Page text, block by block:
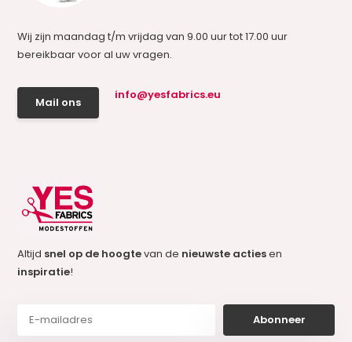
Wij zijn maandag t/m vrijdag van 9.00 uur tot 17.00 uur
bereikbaar voor al uw vragen.
Mail ons
info@yesfabrics.eu
Altijd snel op de hoogtevan de nieuwste actiesen
inspiratie!
Abonneer